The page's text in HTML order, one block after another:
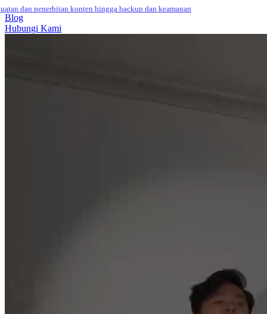
dan penerbitan konten hingga backup dan keamanan
Blog
Hubungi Kami